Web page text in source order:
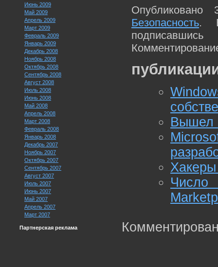
Июнь 2009
Май 2009
Апрель 2009
Март 2009
Февраль 2009
Январь 2009
Декабрь 2008
Ноябрь 2008
Октябрь 2008
Сентябрь 2008
Август 2008
Июль 2008
Июнь 2008
Май 2008
Апрель 2008
Март 2008
Февраль 2008
Январь 2008
Декабрь 2007
Ноябрь 2007
Октябрь 2007
Сентябрь 2007
Август 2007
Июль 2007
Июнь 2007
Май 2007
Апрель 2007
Март 2007
Партнерская реклама
Безопасность.
Вышел
Число